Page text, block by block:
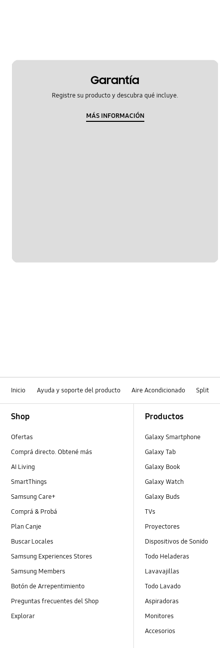
Instalación / eliminación / reubicación
Garantía
Registre su producto y descubra qué incluye.
MÁS INFORMACIÓN
Inicio Ayuda y soporte del producto Aire Acondicionado Split
Shop
Ofertas
Comprá directo. Obtené más
AI Living
SmartThings
Samsung Care+
Comprá & Probá
Plan Canje
Buscar Locales
Samsung Experiences Stores
Samsung Members
Botón de Arrepentimiento
Preguntas frecuentes del Shop
Explorar
Productos
Galaxy Smartphone
Galaxy Tab
Galaxy Book
Galaxy Watch
Galaxy Buds
TVs
Proyectores
Dispositivos de Sonido
Todo Heladeras
Lavavajillas
Todo Lavado
Aspiradoras
Monitores
Accesorios